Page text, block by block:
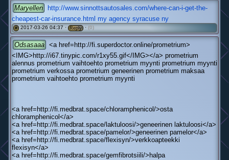
Maryellen
http://www.sinnottsautosales.com/where-can-i-get-the-
cheapest-car-insurance.html my agency syracuse ny
# 2017-03-26 04:37 · Reply · (0)
Odsasaaa <a href=http://fi.superdoctor.online/prometrium>
<IMG>http://i67.tinypic.com/r1xy55.gif</IMG></a> prometrium
alennus prometrium vaihtoehto prometrium myynti prometrium myynti
prometrium verkossa prometrium geneerinen prometrium maksaa
prometrium vaihtoehto prometrium myynti
<a href=http://fi.medbrat.space/chloramphenicol/>osta
chloramphenicol</a>
<a href=http://fi.medbrat.space/laktuloosi/>geneerinen laktuloosi</a>
<a href=http://fi.medbrat.space/pamelor/>geneerinen pamelor</a>
<a href=http://fi.medbrat.space/flexisyn/>verkkoapteekki
flexisyn</a>
<a href=http://fi.medbrat.space/gemfibrotsiili/>halpa